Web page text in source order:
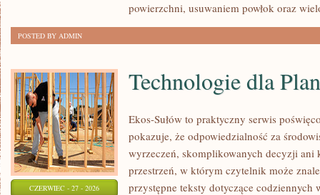
powierzchni, usuwaniem powłok oraz
POSTED BY ADMIN
CZERWIEC - 27 - 2026
Technologie dla
Ekos-Sułów to praktyczny serwis
pokazuje, że odpowiedzialność za
wyrzeczeń, skomplikowanych decyzji ani
przestrzeń, w którym czytelnik może
przystępne teksty dotyczące